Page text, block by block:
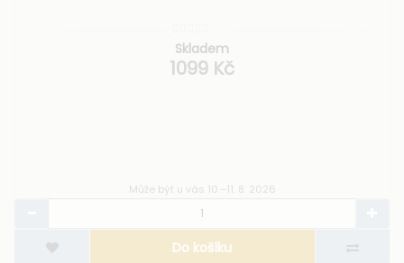
Skladem
1099 Kč
Může být u vás 10.–11. 8. 2026
Do košíku